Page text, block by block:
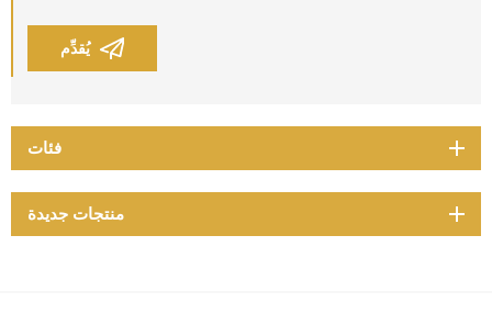
يُقدِّم
فئات
منتجات جديدة